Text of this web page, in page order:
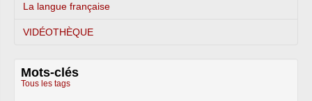
La langue française
VIDÉOTHÈQUE
Mots-clés
Tous les tags